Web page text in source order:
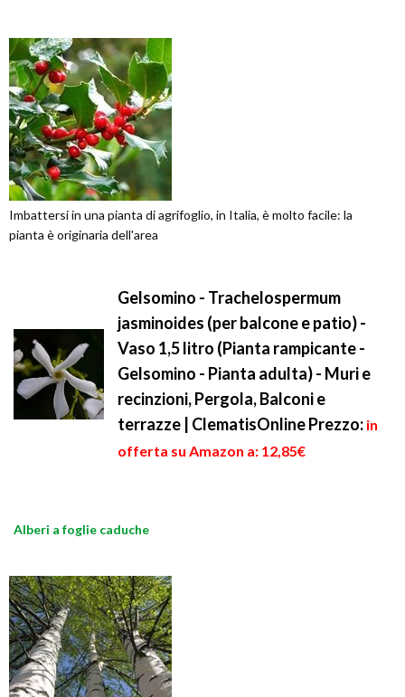
Imbattersi in una pianta di agrifoglio, in Italia, è molto facile: la
pianta è originaria dell'area
Gelsomino - Trachelospermum
jasminoides (per balcone e patio) -
Vaso 1,5 litro (Pianta rampicante -
Gelsomino - Pianta adulta) - Muri e
recinzioni, Pergola, Balconi e
terrazze | ClematisOnlinePrezzo: in
offerta su Amazon a: 12,85€
Alberi a foglie caduche